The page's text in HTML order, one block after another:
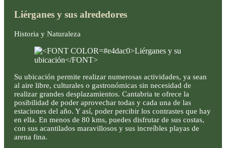
Liérganes y sus alrededores
Historia y Naturaleza
Su ubicación permite realizar numerosas actividades, ya sean
al aire libre, culturales o gastronómicas sin necesidad de
realizar grandes desplazamientos. Cantabria te ofrece la
posibilidad de poder aprovechar todas y cada una de las
estaciones del año. Y así, poder percibir los contrastes que hay
en ella. En menos de 80 kms, puedes disfrutar de sus costas,
con sus acantilados maravillosos y sus increíbles playas de
arena fina.